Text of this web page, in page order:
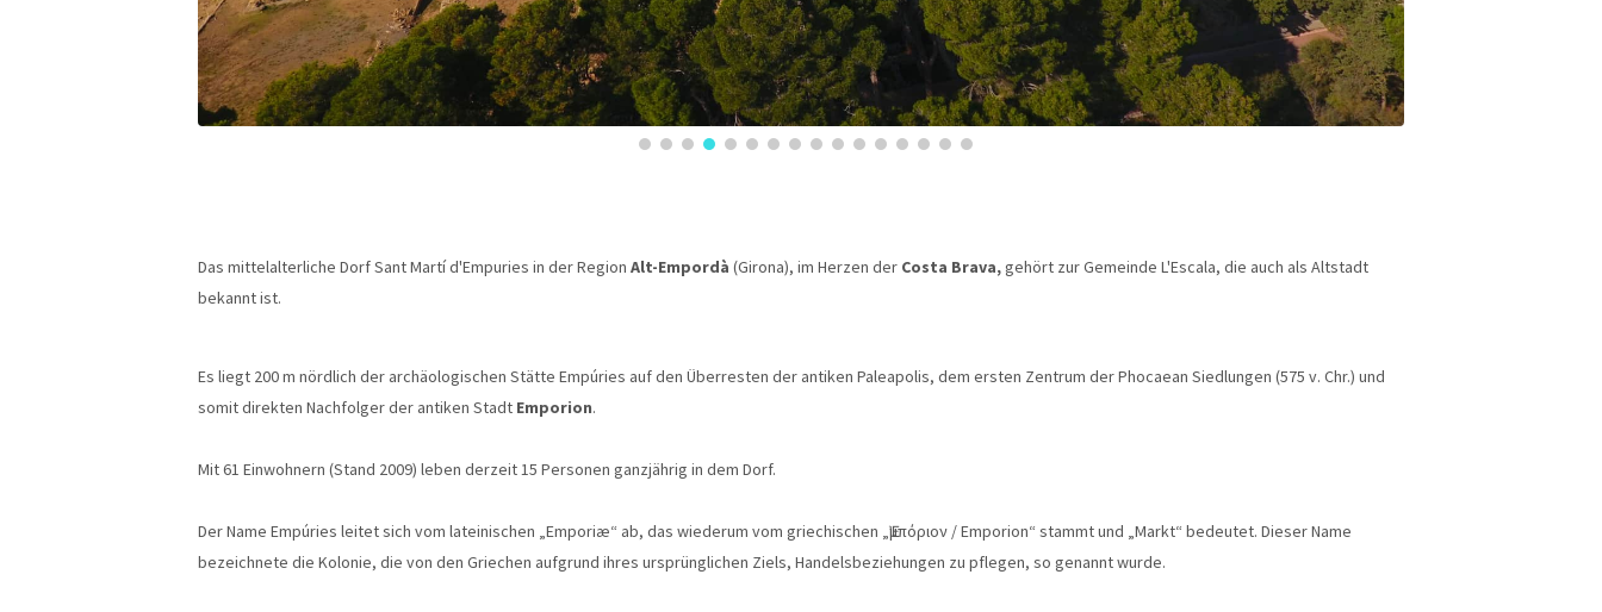
Das mittelalterliche Dorf Sant Martí d'Empuries in der Region Alt-Empordà (Girona), im Herzen der Costa Brava,gehört zur Gemeinde L'Escala, die auch als Altstadt
bekannt ist.
Es liegt 200 m nördlich der archäologischen Stätte Empúries auf den Überresten der antiken Paleapolis, dem ersten Zentrum der Phocaean Siedlungen (575 v. Chr.) und
somit direkten Nachfolger der antiken Stadt Emporion.
Mit 61 Einwohnern (Stand 2009) leben derzeit 15 Personen ganzjährig in dem Dorf.
Der Name Empúries leitet sich vom lateinischen „Emporiæ“ ab, das wiederum vom griechischen „Ἐμπόριον / Emporion“ stammt und „Markt“ bedeutet. Dieser Name
bezeichnete die Kolonie, die von den Griechen aufgrund ihres ursprünglichen Ziels, Handelsbeziehungen zu pflegen, so genannt wurde.